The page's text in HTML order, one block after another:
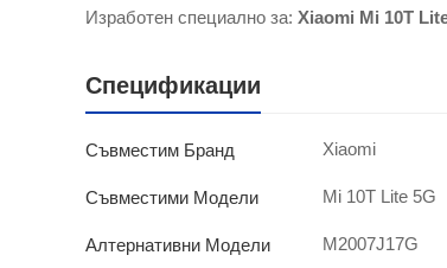
Изработен специално за: Xiaomi Mi 10T
Спецификации
Съвместим Бранд Xiaomi
Съвместими Модели Mi 10T Lite 5G
Алтернативни Модели M2007J17G